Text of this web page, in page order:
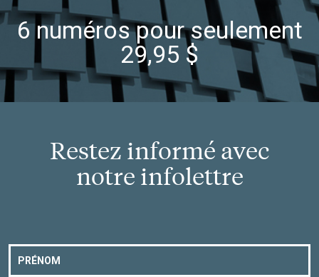
6 numéros pour seulement
29,95 $
Restez informé avec
notre infolettre